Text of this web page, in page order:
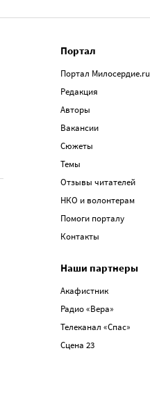
Портал
Портал Милосердие.ru
Редакция
Авторы
Вакансии
Сюжеты
Темы
Отзывы читателей
НКО и волонтерам
Помоги порталу
Контакты
Наши партнеры
Акафистник
Радио «Вера»
Телеканал «Спас»
Сцена 23